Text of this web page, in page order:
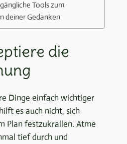
Tools zum
deiner Gedanken
die
Dinge einfach wichtiger
es auch nicht, sich
Plan festzukrallen. Atme
tief durch und